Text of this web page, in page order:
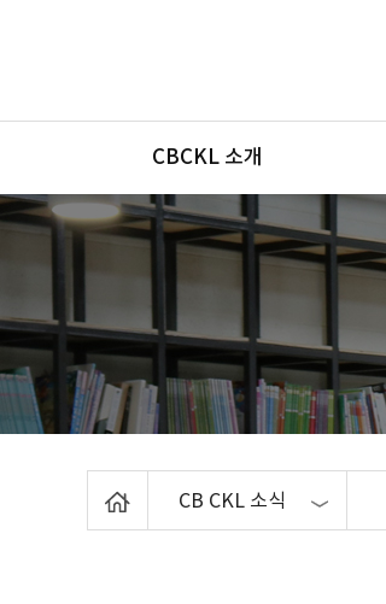
메뉴
CBCKL 소개
CB CKL 소식